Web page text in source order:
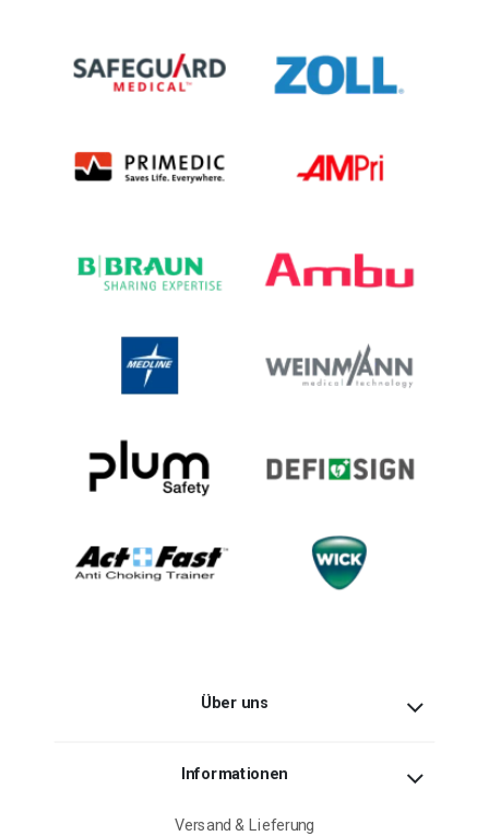
Über uns
Informationen
Versand & Lieferung